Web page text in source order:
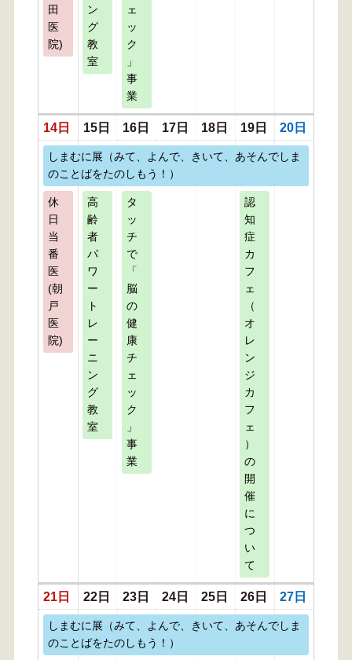
田
医
院)
ン
グ
教
室
ェ
ッ
ク
」
事
業
14日 15日 16日 17日 18日 19日 20日
しまむに展（みて、よんで、きいて、あそんでしま
のことばをたのしもう！）
休
日
当
番
医
(朝
戸
医
院)
高
齢
者
パ
ワ
ー
ト
レ
ー
ニ
ン
グ
教
室
タ
ッ
チ
で
「
脳
の
健
康
チ
ェ
ッ
ク
」
事
業
認
知
症
カ
フ
ェ
（
オ
レ
ン
ジ
カ
フ
ェ
）
の
開
催
に
つ
い
て
21日 22日 23日 24日 25日 26日 27日
しまむに展（みて、よんで、きいて、あそんでしま
のことばをたのしもう！）